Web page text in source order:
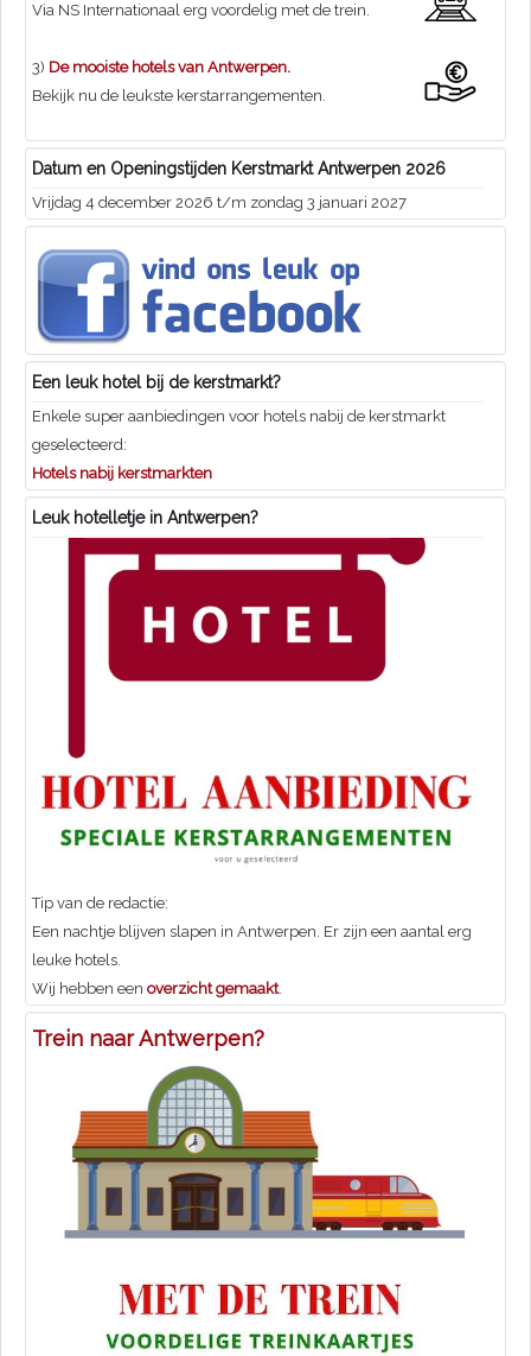
Via NS Internationaal erg voordelig met de trein.
3) De mooiste hotels van Antwerpen.
Bekijk nu de leukste kerstarrangementen.
Datum en Openingstijden Kerstmarkt Antwerpen 2026
Vrijdag 4 december 2026 t/m zondag 3 januari 2027
Een leuk hotel bij de kerstmarkt?
Enkele super aanbiedingen voor hotels nabij de kerstmarkt
geselecteerd:
Hotels nabij kerstmarkten
Leuk hotelletje in Antwerpen?
Tip van de redactie:
Een nachtje blijven slapen in Antwerpen. Er zijn een aantal erg
leuke hotels.
Wij hebben een overzicht gemaakt.
Trein naar Antwerpen?